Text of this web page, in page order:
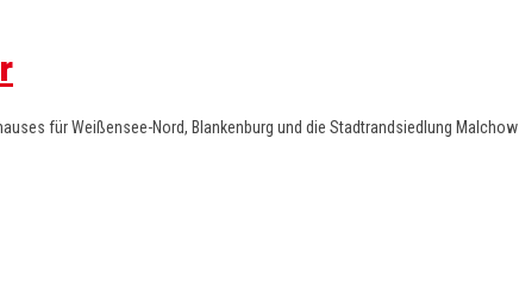
für Weißensee-Nord, Blankenburg und die Stadtrandsiedlung Malchow